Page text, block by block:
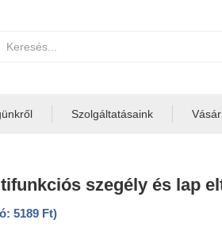
Szolgáltatásaink
szegély és lap
5189 Ft)